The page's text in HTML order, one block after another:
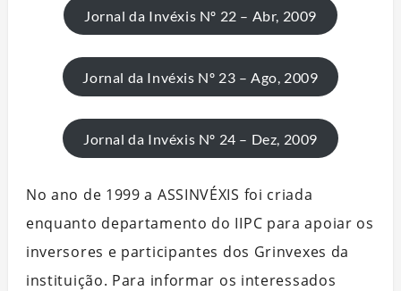
Jornal da Invéxis Nº 22 – Abr, 2009
Jornal da Invéxis Nº 23 – Ago, 2009
Jornal da Invéxis Nº 24 – Dez, 2009
No ano de 1999 a ASSINVÉXIS foi criada
enquanto departamento do IIPC para apoiar os
inversores e participantes dos Grinvexes da
instituição. Para informar os interessados